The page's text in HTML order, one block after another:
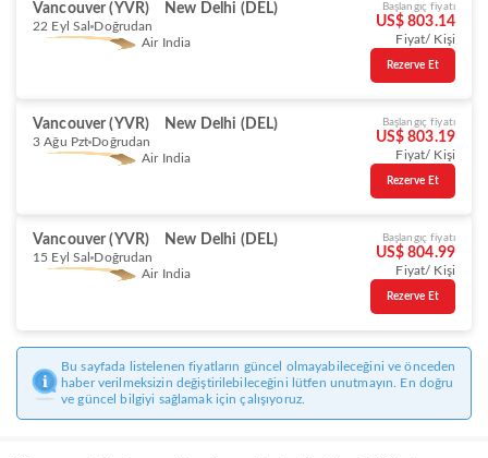
Vancouver (YVR) New Delhi (DEL)
22 Eyl Sal Doğrudan
Air India
Başlangıç fiyatı
US$ 803.14
Fiyat/ Kişi
Rezerve Et
Vancouver (YVR) New Delhi (DEL)
3 Ağu Pzt Doğrudan
Air India
Başlangıç fiyatı
US$ 803.19
Fiyat/ Kişi
Rezerve Et
Vancouver (YVR) New Delhi (DEL)
15 Eyl Sal Doğrudan
Air India
Başlangıç fiyatı
US$ 804.99
Fiyat/ Kişi
Rezerve Et
Bu sayfada listelenen fiyatların güncel olmayabileceğini ve önceden
haber verilmeksizin değiştirilebileceğini lütfen unutmayın. En doğru
ve güncel bilgiyi sağlamak için çalışıyoruz.